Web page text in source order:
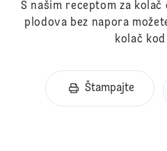
S našim receptom za
plodova bez napora
kolač
Štampajte